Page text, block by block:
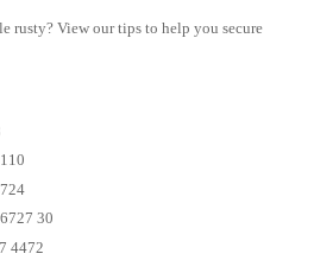
rusty? View our tips to help you secure
30
4472